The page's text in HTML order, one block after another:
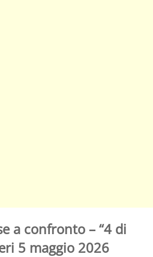
a confronto – “4 di
5 maggio 2026